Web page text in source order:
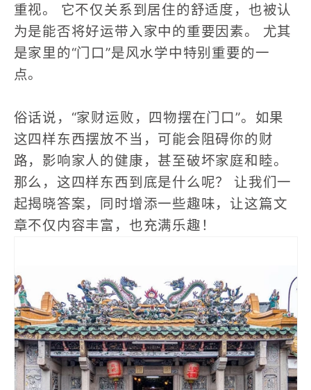
重视。
它不仅关系到居住的舒适度，也被认
为是能否将好运带入家中的重要因素。
尤其
是家里的“门口”是风水学中特别重要的一
点。
俗话说，“家财运败，四物摆在门口”。如果
这四样东西摆放不当，可能会阻碍你的财
路，影响家人的健康，甚至破坏家庭和睦。
那么 ，这四样东西到底是什么呢？
让我们一
起揭晓答案，同时增添一些趣味，让这篇文
章不仅内容丰富，也充满乐趣！